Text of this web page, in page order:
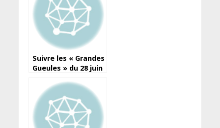
Suivre les « Grandes
Gueules » du 28 juin